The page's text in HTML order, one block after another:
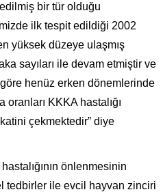
bir tür olduğu
ilk tespit edildiği 2002
yüksek düzeye ulaşmış
sayıları ile devam etmiştir ve
henüz erken dönemlerinde
KKKA hastalığı
çekmektedir” diye
önlenmesinin
tedbirler ile evcil hayvan zinciri